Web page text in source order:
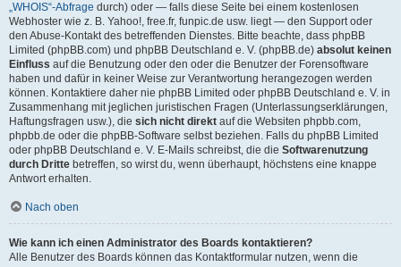
„WHOIS“-Abfrage durch) oder — falls diese Seite bei einem kostenlosen
Webhoster wie z. B. Yahoo!, free.fr, funpic.de usw. liegt — den Support oder
den Abuse-Kontakt des betreffenden Dienstes. Bitte beachte, dass phpBB
Limited (phpBB.com) und phpBB Deutschland e. V. (phpBB.de) absolut keinen
Einfluss auf die Benutzung oder den oder die Benutzer der Forensoftware
haben und dafür in keiner Weise zur Verantwortung herangezogen werden
können. Kontaktiere daher nie phpBB Limited oder phpBB Deutschland e. V. in
Zusammenhang mit jeglichen juristischen Fragen (Unterlassungserklärungen,
Haftungsfragen usw.), die sich nicht direkt auf die Websiten phpbb.com,
phpbb.de oder die phpBB-Software selbst beziehen. Falls du phpBB Limited
oder phpBB Deutschland e. V. E-Mails schreibst, die die Softwarenutzung
durch Dritte betreffen, so wirst du, wenn überhaupt, höchstens eine knappe
Antwort erhalten.
Nach oben
Wie kann ich einen Administrator des Boards kontaktieren?
Alle Benutzer des Boards können das Kontaktformular nutzen, wenn die